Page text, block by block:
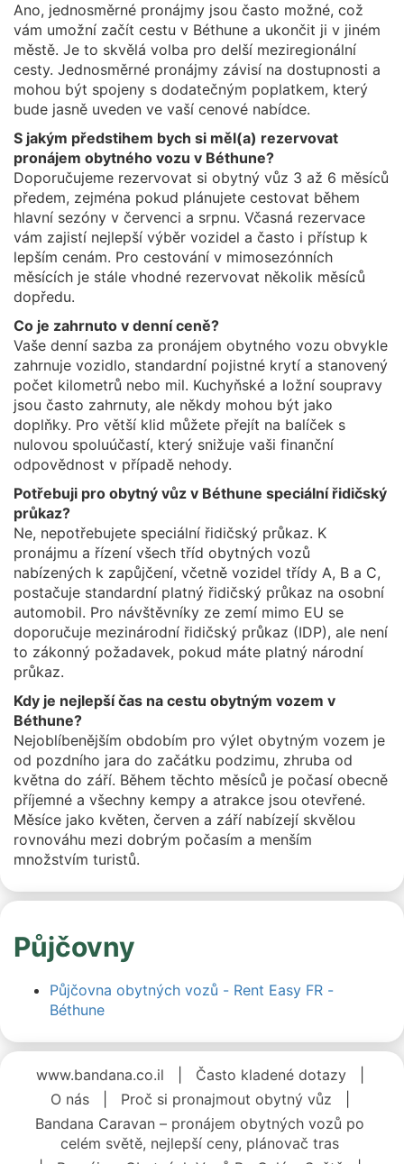
Ano, jednosměrné pronájmy jsou často možné, což
vám umožní začít cestu v Béthune a ukončit ji v jiném
městě. Je to skvělá volba pro delší meziregionální
cesty. Jednosměrné pronájmy závisí na dostupnosti a
mohou být spojeny s dodatečným poplatkem, který
bude jasně uveden ve vaší cenové nabídce.
S jakým předstihem bych si měl(a) rezervovat
pronájem obytného vozu v Béthune?
Doporučujeme rezervovat si obytný vůz 3 až 6 měsíců
předem, zejména pokud plánujete cestovat během
hlavní sezóny v červenci a srpnu. Včasná rezervace
vám zajistí nejlepší výběr vozidel a často i přístup k
lepším cenám. Pro cestování v mimosezónních
měsících je stále vhodné rezervovat několik měsíců
dopředu.
Co je zahrnuto v denní ceně?
Vaše denní sazba za pronájem obytného vozu obvykle
zahrnuje vozidlo, standardní pojistné krytí a stanovený
počet kilometrů nebo mil. Kuchyňské a ložní soupravy
jsou často zahrnuty, ale někdy mohou být jako
doplňky. Pro větší klid můžete přejít na balíček s
nulovou spoluúčastí, který snižuje vaši finanční
odpovědnost v případě nehody.
Potřebuji pro obytný vůz v Béthune speciální řidičský
průkaz?
Ne, nepotřebujete speciální řidičský průkaz. K
pronájmu a řízení všech tříd obytných vozů
nabízených k zapůjčení, včetně vozidel třídy A, B a C,
postačuje standardní platný řidičský průkaz na osobní
automobil. Pro návštěvníky ze zemí mimo EU se
doporučuje mezinárodní řidičský průkaz (IDP), ale není
to zákonný požadavek, pokud máte platný národní
průkaz.
Kdy je nejlepší čas na cestu obytným vozem v
Béthune?
Nejoblíbenějším obdobím pro výlet obytným vozem je
od pozdního jara do začátku podzimu, zhruba od
května do září. Během těchto měsíců je počasí obecně
příjemné a všechny kempy a atrakce jsou otevřené.
Měsíce jako květen, červen a září nabízejí skvělou
rovnováhu mezi dobrým počasím a menším
množstvím turistů.
Půjčovny
Půjčovna obytných vozů - Rent Easy FR -
Béthune
www.bandana.co.il Často kladené dotazy
O nás
Proč si pronajmout obytný vůz
Bandana Caravan – pronájem obytných vozů po
celém světě, nejlepší ceny, plánovač tras